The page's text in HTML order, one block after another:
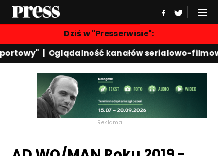
Dziś w "Presserwisie":
|Oglądalność kanałów serialowo-
Reklama